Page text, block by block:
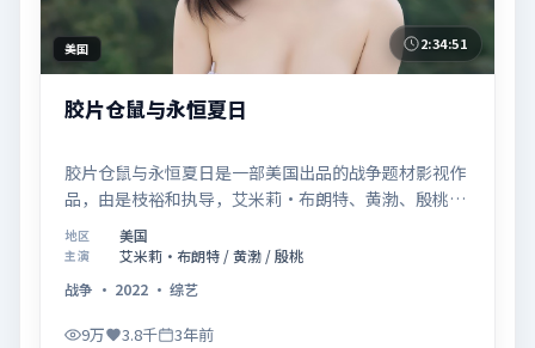
美国 2:34:51
胶片仓鼠与永恒夏日
胶片仓鼠与永恒夏日是一部美国出品的战争题材影视作
品，由是枝裕和执导，艾米莉·布朗特、黄渤、殷桃等
联合主演，于2022年10月17日在院线首映。影片围绕
「记忆拼图里的真相碎片」展开叙事，镜头语言克制而
富有张力，节奏起伏得当，人物弧光完整；配乐与场面
调度强化了类型片的观感体验，亦留有可供解读的细节
空间，适合关注现实主义叙事与人物关系的观众观看与
地区 美国
主演
艾米莉·布朗特 / 黄渤 / 殷桃
战争 · 2022 · 综艺
9万 3.8千 3年前